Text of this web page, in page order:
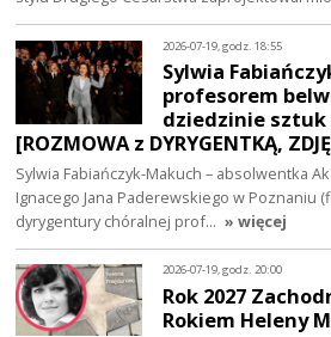
2026-07-19, godz. 18:55
Sylwia
profesorem
dziedzinie sztuk
[ROZMOWA z DYRYGENTKĄ,
Sylwia Fabiańczyk-Makuch – absolwentka
Ignacego Jana Paderewskiego w Poznaniu
dyrygentury chóralnej prof… » więcej
2026-07-19, godz. 20:00
Rok 2027
Rokiem Heleny